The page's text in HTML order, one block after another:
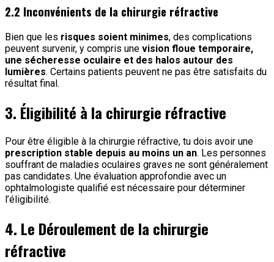
2.2 Inconvénients de la chirurgie réfractive
Bien que les risques soient minimes, des complications
peuvent survenir, y compris une vision floue temporaire,
une sécheresse oculaire et des halos autour des
lumières. Certains patients peuvent ne pas être satisfaits du
résultat final.
3. Éligibilité à la chirurgie réfractive
Pour être éligible à la chirurgie réfractive, tu dois avoir une
prescription stable depuis au moins un an. Les personnes
souffrant de maladies oculaires graves ne sont généralement
pas candidates. Une évaluation approfondie avec un
ophtalmologiste qualifié est nécessaire pour déterminer
l’éligibilité.
4. Le Déroulement de la chirurgie
réfractive